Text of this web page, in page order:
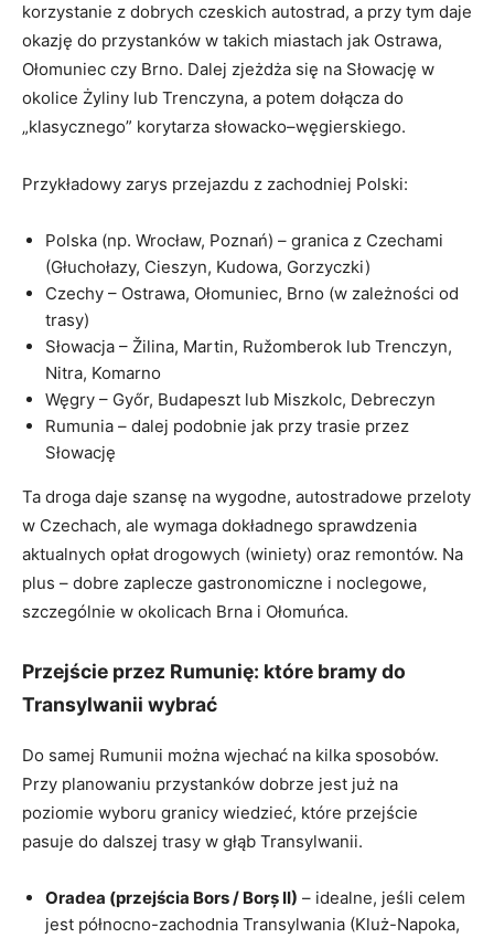
korzystanie z dobrych czeskich autostrad, a przy tym daje
okazję do przystanków w takich miastach jak Ostrawa,
Ołomuniec czy Brno. Dalej zjeżdża się na Słowację w
okolice Żyliny lub Trenczyna, a potem dołącza do
„klasycznego” korytarza słowacko–węgierskiego.
Przykładowy zarys przejazdu z zachodniej Polski:
Polska (np. Wrocław, Poznań) – granica z Czechami
(Głuchołazy, Cieszyn, Kudowa, Gorzyczki)
Czechy – Ostrawa, Ołomuniec, Brno (w zależności od
trasy)
Słowacja – Žilina, Martin, Ružomberok lub Trenczyn,
Nitra, Komarno
Węgry – Győr, Budapeszt lub Miszkolc, Debreczyn
Rumunia – dalej podobnie jak przy trasie przez
Słowację
Ta droga daje szansę na wygodne, autostradowe przeloty
w Czechach, ale wymaga dokładnego sprawdzenia
aktualnych opłat drogowych (winiety) oraz remontów. Na
plus – dobre zaplecze gastronomiczne i noclegowe,
szczególnie w okolicach Brna i Ołomuńca.
Przejście przez Rumunię: które bramy do
Transylwanii wybrać
Do samej Rumunii można wjechać na kilka sposobów.
Przy planowaniu przystanków dobrze jest już na
poziomie wyboru granicy wiedzieć, które przejście
pasuje do dalszej trasy w głąb Transylwanii.
Oradea (przejścia Bors / Borș II) – idealne, jeśli celem
jest północno-zachodnia Transylwania (Kluż-Napoka,